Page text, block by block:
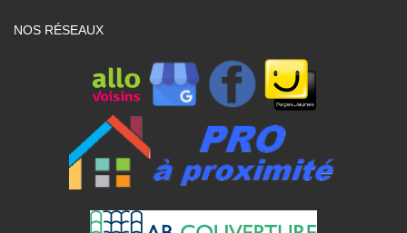
NOS RÉSEAUX